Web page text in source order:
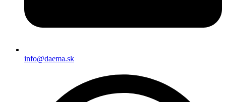
info@daema.sk